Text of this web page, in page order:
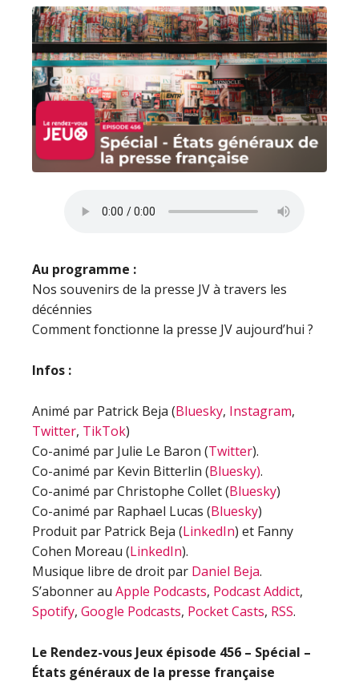
Au programme :
Nos souvenirs de la presse JV à travers les
décénnies
Comment fonctionne la presse JV aujourd’hui ?
Infos :
Animé par Patrick Beja (Bluesky, Instagram,
Twitter, TikTok)
Co-animé par Julie Le Baron (Twitter).
Co-animé par Kevin Bitterlin (Bluesky).
Co-animé par Christophe Collet (Bluesky)
Co-animé par Raphael Lucas (Bluesky)
Produit par Patrick Beja (LinkedIn) et Fanny
Cohen Moreau (LinkedIn).
Musique libre de droit par Daniel Beja.
S’abonner au Apple Podcasts, Podcast Addict,
Spotify, Google Podcasts, Pocket Casts, RSS.
Le Rendez-vous Jeux épisode 456 – Spécial –
États généraux de la presse française